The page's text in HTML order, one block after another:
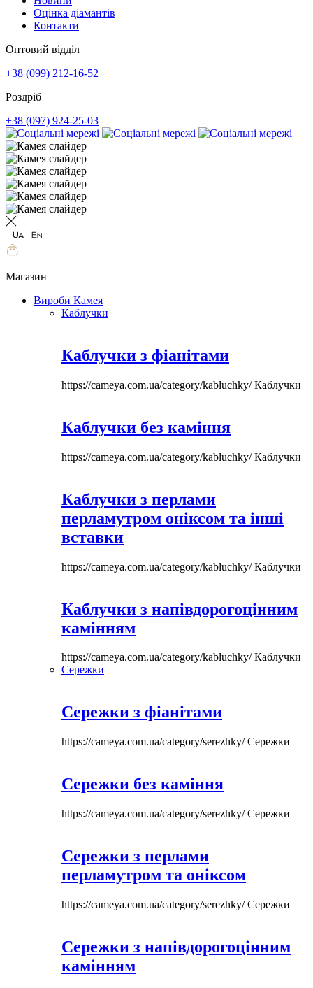
Оцінка діамантів
Контакти
Оптовий відділ
+38 (099) 212-16-52
Роздріб
+38 (097) 924-25-03
Магазин
Вироби Камея
Каблучки
Каблучки з фіанітами
https://cameya.com.ua/category/kabluchky/Каблучки
Каблучки без каміння
https://cameya.com.ua/category/kabluchky/Каблучки
Каблучки з перлами
перламутром оніксом та інші
вставки
https://cameya.com.ua/category/kabluchky/Каблучки
Каблучки з напівдорогоцінним
камінням
https://cameya.com.ua/category/kabluchky/Каблучки
Сережки
Сережки з фіанітами
https://cameya.com.ua/category/serezhky/Сережки
Сережки без каміння
https://cameya.com.ua/category/serezhky/Сережки
Сережки з перлами
перламутром та оніксом
https://cameya.com.ua/category/serezhky/Сережки
Сережки з напівдорогоцінним
камінням